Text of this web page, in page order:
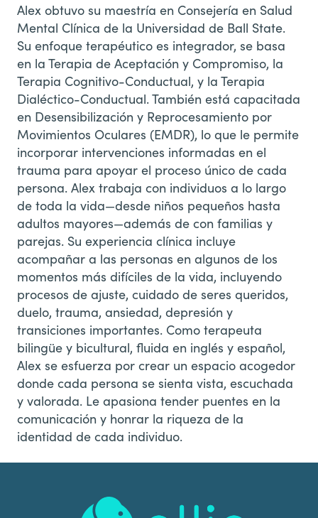
Alex obtuvo su maestría en Consejería en Salud
Mental Clínica de la Universidad de Ball State.
Su enfoque terapéutico es integrador, se basa
en la Terapia de Aceptación y Compromiso, la
Terapia Cognitivo-Conductual, y la Terapia
Dialéctico-Conductual. También está capacitada
en Desensibilización y Reprocesamiento por
Movimientos Oculares (EMDR), lo que le permite
incorporar intervenciones informadas en el
trauma para apoyar el proceso único de cada
persona. Alex trabaja con individuos a lo largo
de toda la vida—desde niños pequeños hasta
adultos mayores—además de con familias y
parejas. Su experiencia clínica incluye
acompañar a las personas en algunos de los
momentos más difíciles de la vida, incluyendo
procesos de ajuste, cuidado de seres queridos,
duelo, trauma, ansiedad, depresión y
transiciones importantes. Como terapeuta
bilingüe y bicultural, fluida en inglés y español,
Alex se esfuerza por crear un espacio acogedor
donde cada persona se sienta vista, escuchada
y valorada. Le apasiona tender puentes en la
comunicación y honrar la riqueza de la
identidad de cada individuo.